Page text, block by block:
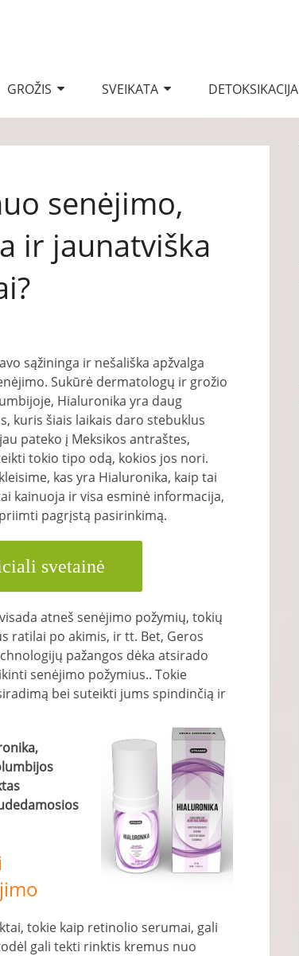
GROŽIS SVEIKATA DETOKSIKACIJA
senėjimo,
ir jaunatviška
sąžininga ir nešališka apžvalga
Sukūrė dermatologų ir grožio
Hialuronika yra daug
kuris šiais laikais daro stebuklus
pateko į Meksikos antraštes,
tokio tipo odą, kokios jos nori.
kas yra Hialuronika, kaip tai
kainuoja ir visa esminė informacija,
pagrįstą pasirinkimą.
svetainė
atneš senėjimo požymių, tokių
ratilai po akimis, ir tt. Bet, Geros
pažangos dėka atsirado
senėjimo požymius.. Tokie
bei suteikti jums spindinčią ir
tokie kaip retinolio serumai, gali
gali tekti rinktis kremus nuo